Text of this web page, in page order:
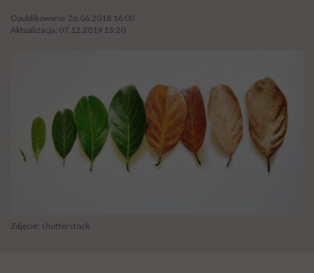
Opublikowano: 26.06.2018 16:00
Aktualizacja: 07.12.2019 13:20
Zdjęcie: shutterstock